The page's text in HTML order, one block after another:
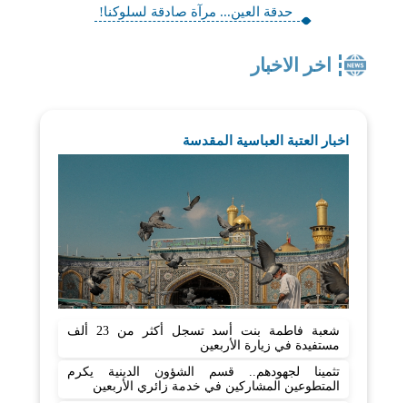
حدقة العين... مرآة صادقة لسلوكنا!
اخر الاخبار
اخبار العتبة العباسية المقدسة
شعبة فاطمة بنت أسد تسجل أكثر من 23 ألف
مستفيدة في زيارة الأربعين
تثمينا لجهودهم.. قسم الشؤون الدينية يكرم
المتطوعين المشاركين في خدمة زائري الأربعين